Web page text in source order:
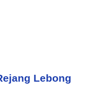
Lebong